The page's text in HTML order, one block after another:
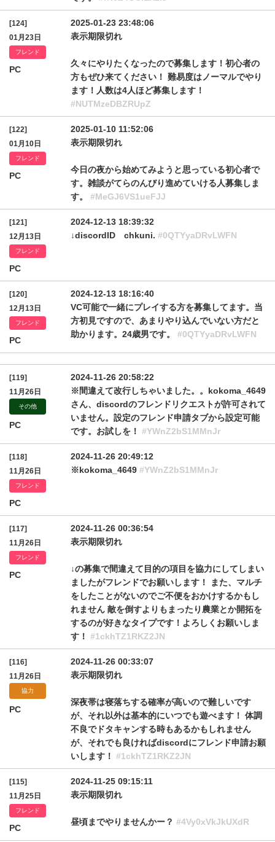
[124]
01月23日
フレンド
PC
2025-01-23 23:48:06
表示期限切れ
久々にやりたくなったので募集します！初心者の
方もぜひ来てください！ 難易度はノーマルでやり
ます！人数は4人ほど募集します！
#NUTMzeDBZRUpZ
[122]
01月10日
フレンド
PC
2025-01-10 11:52:06
表示期限切れ
今日の夜から始めてみようと思っている初心者で
す。雑談がてらのんびり進めていける人募集しま
す。 #MeGJ6VS1ueFJJ
[121]
12月13日
フレンド
PC
2024-12-13 18:39:32
↓discordID chkuni. #0QTYyaDRvLWFN
[120]
12月13日
フレンド
PC
2024-12-13 18:16:40
VC可能で一緒にプレイする方を募集してます。当
方初見ですので、あまりやり込んでいない方だと
助かります。24歳男です。 #0QTYyaDRvLWFN
[119]
11月26日
その他
PC
2024-11-26 20:58:22
※間違えて改行しちゃいました。。kokoma_4649
さん、discordのフレンドリクエストが許可されて
いません。設定のフレンド申請タブから設定可能
です。お試しを！ #YWnZ2bS1MMnJr
[118]
11月26日
フレンド
PC
2024-11-26 20:49:12
※kokoma_4649 #YWnZ2bS1MMnJr
[117]
11月26日
フレンド
PC
2024-11-26 00:36:54
表示期限切れ
↓の募集で間違えて目的の項目を協力にしてしまい
ましたがフレンドでお願いします！ また、マルチ
をしたことがないのでご不便をおかけするかもし
れません 敵を倒すよりもまったり農業とか開拓を
するのが好きなタイプです！よろしくお願いしま
す！ #1ckhTZ1RKZ2JN
[116]
11月26日
協力
PC
2024-11-26 00:33:07
表示期限切れ
深夜帯は寝落ちする確率が高いので難しいです
が、それ以外は基本的にいつでも遊べます！ 体調
不良でドタキャンする時もあるかもしれません
が、それでも良ければdiscordにフレンド申請お願
いします！ #1ckhTZ1RKZ2JN
[115]
11月25日
フレンド
PC
2024-11-25 09:15:11
表示期限切れ
昼頃までやりませんかー？ #4Vy0xVkJkUXdR